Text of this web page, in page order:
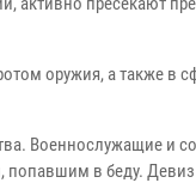
оружия, а также в
Военнослужащие и
попавшим в беду. Девиз